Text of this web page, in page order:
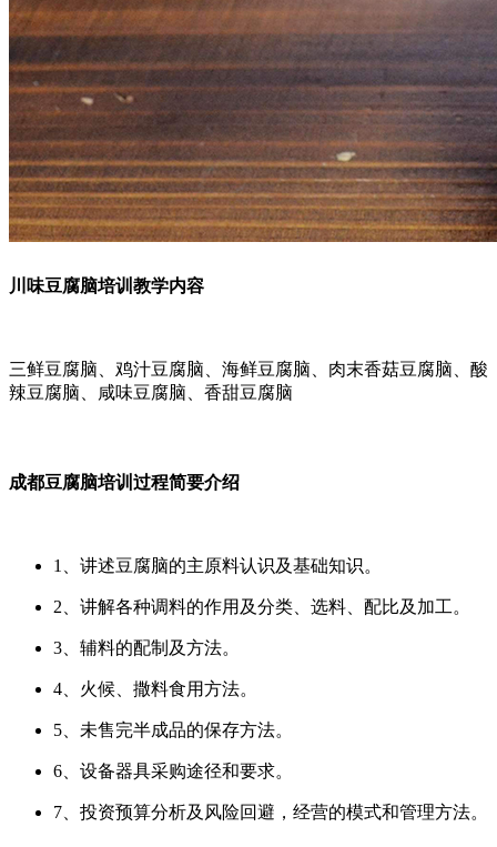
川味豆腐脑培训教学内容
三鲜豆腐脑、鸡汁豆腐脑、海鲜豆腐脑、肉末香菇豆腐脑、酸
辣豆腐脑、咸味豆腐脑、香甜豆腐脑
成都豆腐脑培训过程简要介绍
1、讲述豆腐脑的主原料认识及基础知识。
2、讲解各种调料的作用及分类、选料、配比及加工。
3、辅料的配制及方法。
4、火候、撒料食用方法。
5、未售完半成品的保存方法。
6、设备器具采购途径和要求。
7、投资预算分析及风险回避，经营的模式和管理方法。